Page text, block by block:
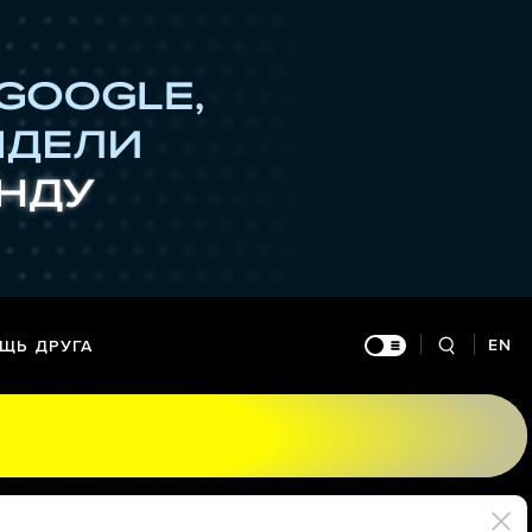
ДРУГА EN